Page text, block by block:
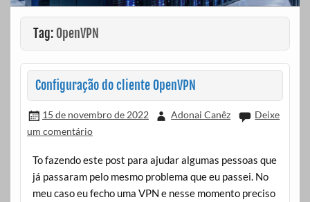
Tag: OpenVPN
Configuração do cliente OpenVPN
15 de novembro de 2022 Adonai Canêz
Deixe
um comentário
To fazendo este post para ajudar algumas pessoas que
já passaram pelo mesmo problema que eu passei. No
meu caso eu fecho uma VPN e nesse momento preciso